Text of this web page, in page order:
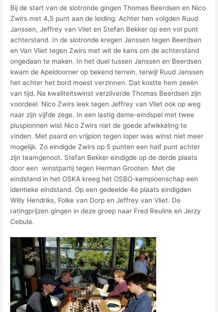
Bij de start van de slotronde gingen Thomas Beerdsen en Nico
Zwirs met 4,5 punt aan de leiding. Achter hen volgden Ruud
Janssen, Jeffrey van Vliet en Stefan Bekker op een vol punt
achterstand. In de slotronde kregen Janssen tegen Beerdsen
en Van Vliet tegen Zwirs met wit de kans om de achterstand
ongedaan te maken. In het duel tussen Janssen en Beerdsen
kwam de Apeldoorner op bekend terrein, terwijl Ruud Janssen
het achter het bord moest verzinnen. Dat kostte hem zeeën
van tijd. Na kwaliteitswinst verzilverde Thomas Beerdsen zijn
voordeel. Nico Zwirs leek tegen Jeffrey van Vliet ook op weg
naar zijn vijfde zege. In een lastig dame-eindspel met twee
pluspionnen wist Nico Zwirs niet de goede afwikkeling te
vinden. Met paard en vrijpion tegen loper was winst niet meer
mogelijk. Zo eindigde Zwirs op 5 punten een half punt achter
zijn teamgenoot. Stefan Bekker eindigde op de derde plaats
door een winstpartij tegen Herman Grooten. Met die
eindstand in het OSKA kreeg het OSBO-kampioenschap een
identieke eindstand. Op een gedeelde 4e plaats eindigden
Willy Hendriks, Folke van Dorp en Jeffrey van Vliet. De
ratingprijzen gingen in deze groep naar Fred Reulink en Jerzy
Cebula.